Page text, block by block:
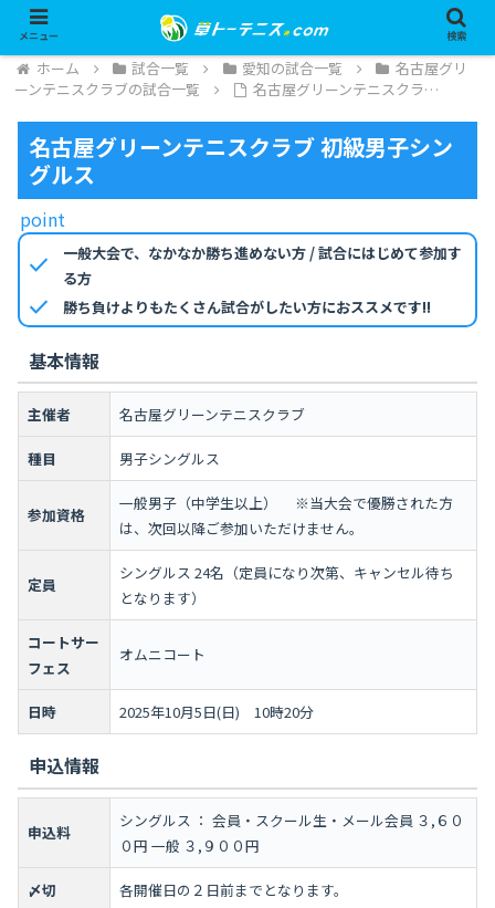
ホーム 試合一覧 愛知の試合一覧
名古屋グリ
ーンテニスクラブの試合一覧
名古屋グリーンテニスクラ…
名古屋グリーンテニスクラブ 初級男子シン
グルス
point
check
一般大会で、なかなか勝ち進めない方 / 試合にはじめて参加す
る方
check 勝ち負けよりもたくさん試合がしたい方におススメです!!
基本情報
主催者 名古屋グリーンテニスクラブ
種目 男子シングルス
参加資格
一般男子（中学生以上） ※当大会で優勝された方
は、次回以降ご参加いただけません。
定員
シングルス 24名（定員になり次第、キャンセル待ち
となります）
コートサー
フェス
オムニコート
日時 2025年10月5日(日) 10時20分
申込情報
申込料
シングルス ： 会員・スクール生・メール会員 ３,６０
０円 一般 ３,９００円
〆切 各開催日の２日前までとなります。
メニュー 検索